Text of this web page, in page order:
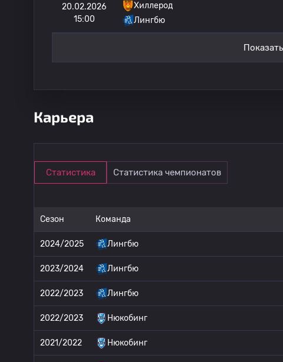
20.02.2026
15:00
Хиллерод
Лингбю
Карьера
Статистика Статистика чемпионатов
Сезон Команда
2024/2025 Лингбю
2023/2024 Лингбю
2022/2023 Лингбю
2022/2023 Нюкобинг
2021/2022 Нюкобинг